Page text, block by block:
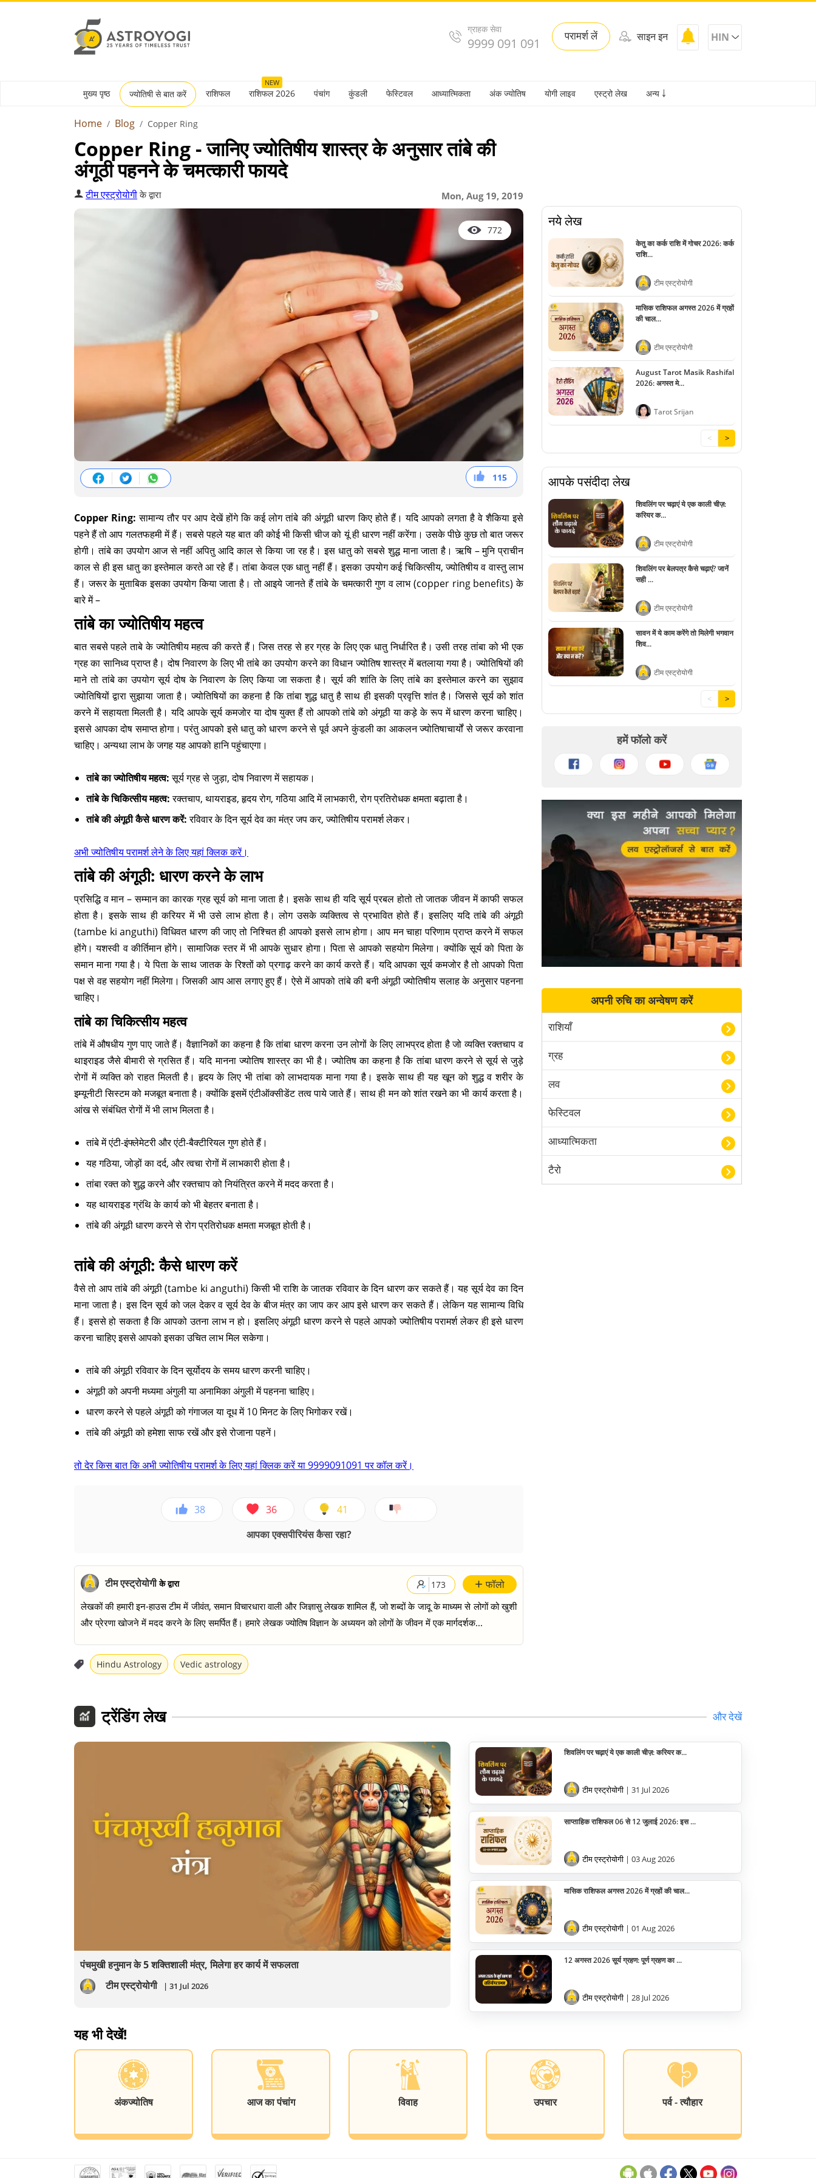
ग्राहक सेवा
9999 091 091 परामर्श लें साइन इन HIN
मुख्य पृष्ठ ज्योतिषी से बात करें राशिफल
NEW
राशिफल 2026 पंचांग कुंडली फेस्टिवल आध्यात्मिकता अंक ज्योतिष योगी लाइव एस्ट्रो लेख अन्य ￬
Home Blog Copper Ring
Copper Ring - जानिए ज्योतिषीय शास्त्र के अनुसार तांबे की
अंगूठी पहनने के चमत्कारी फायदे
Mon, Aug 19, 2019
टीम एस्ट्रोयोगीके द्वारा
772
115
38
36
41
Copper Ring:सामान्य तौर पर आप देखें होंगे कि कई लोग तांबे की अंगूठी धारण किए होते हैं। यदि आपको लगता है वे शैकिया इसे
पहने हैं तो आप गलतफहमी में हैं। सबसे पहले यह बात की कोई भी किसी चीज को यूं ही धारण नहीं करेंगा। उसके पीछे कुछ तो बात जरूर
होगी। तांबे का उपयोग आज से नहीं अपितु आदि काल से किया जा रह है। इस धातु को सबसे शुद्ध माना जाता है। ऋषि – मुनि प्राचीन
काल से ही इस धातु का इस्तेमाल करते आ रहे हैं। तांबा केवल एक धातु नहीं हैं। इसका उपयोग कई चिकित्सीय, ज्योतिषीय व वास्तु लाभ
हैं। जरूर के मुताबिक इसका उपयोग किया जाता है। तो आइये जानते हैं तांबे के चमत्कारी गुण व लाभ (copper ring benefits) के
बारे में –
तांबे का ज्योतिषीय महत्व
बात सबसे पहले ताबे के ज्योतिषीय महत्व की करते हैं। जिस तरह से हर ग्रह के लिए एक धातु निर्धारित है। उसी तरह तांबा को भी एक
ग्रह का सानिध्व प्राप्त है। दोष निवारण के लिए भी तांबे का उपयोग करने का विधान ज्योतिष शास्त्र में बतलाया गया है। ज्योतिषियों की
माने तो तांबे का उपयोग सूर्य दोष के निवारण के लिए किया जा सकता है। सूर्य की शांति के लिए तांबे का इस्तेमाल करने का सुझाव
ज्योतिषियों द्वारा सुझाया जाता है। ज्योतिषियों का कहना है कि तांबा शुद्ध धातु है साथ ही इसकी प्रवृत्ति शांत है। जिससे सूर्य को शांत
करने में सहायता मिलती है। यदि आपके सूर्य कमजोर या दोष युक्त हैं तो आपको तांबे को अंगूठी या कड़े के रूप में धारण करना चाहिए।
इससे आपका दोष समाप्त होगा। परंतु आपको इसे धातु को धारण करने से पूर्व अपने कुंडली का आकलन ज्योतिषाचार्यों से जरूर करवाना
चाहिए। अन्यथा लाभ के जगह यह आपको हानि पहुंचाएगा।
तांबे का ज्योतिषीय महत्व:सूर्य ग्रह से जुड़ा, दोष निवारण में सहायक।
तांबे के चिकित्सीय महत्व:रक्तचाप, थायराइड, हृदय रोग, गठिया आदि में लाभकारी, रोग प्रतिरोधक क्षमता बढ़ाता है।
तांबे की अंगूठी कैसे धारण करें:रविवार के दिन सूर्य देव का मंत्र जप कर, ज्योतिषीय परामर्श लेकर।
अभी ज्योतिषीय परामर्श लेने के लिए यहां क्लिक करें।
तांबे की अंगूठी: धारण करने के लाभ
प्रसिद्धि व मान – सम्मान का कारक ग्रह सूर्य को माना जाता है। इसके साथ ही यदि सूर्य प्रबल होतो तो जातक जीवन में काफी सफल
होता है। इसके साथ ही करियर में भी उसे लाभ होता है। लोग उसके व्यक्तित्व से प्रभावित होते हैं। इसलिए यदि तांबे की अंगूठी
(tambe ki anguthi) विधिवत धारण की जाए तो निश्चित ही आपको इससे लाभ होगा। आप मन चाहा परिणाम प्राप्त करने में सफल
होंगे। यशस्वी व कीर्तिमान होंगे। सामाजिक स्तर में भी आपके सुधार होगा। पिता से आपको सहयोग मिलेगा। क्योंकि सूर्य को पिता के
समान माना गया है। ये पिता के साथ जातक के रिश्तों को प्रगाढ़ करने का कार्य करते हैं। यदि आपका सूर्य कमजोर है तो आपको पिता
पक्ष से वह सहयोग नहीं मिलेगा। जिसकी आप आस लगाए हुए हैं। ऐसे में आपको तांबे की बनी अंगूठी ज्योतिषीय सलाह के अनुसार पहनना
चाहिए।
तांबे का चिकित्सीय महत्व
तांबे में औषधीय गुण पाए जाते हैं। वैज्ञानिकों का कहना है कि तांबा धारण करना उन लोगों के लिए लाभप्रद होता है जो व्यक्ति रक्तचाप व
थाइराइड जैसे बीमारी से ग्रसित हैं। यदि मानना ज्योतिष शास्त्र का भी है। ज्योतिष का कहना है कि तांबा धारण करने से सूर्य से जुड़े
रोगों में व्यक्ति को राहत मिलती है। हृदय के लिए भी तांबा को लाभदायक माना गया है। इसके साथ ही यह खून को शुद्ध व शरीर के
इम्यूनीटी सिस्टम को मजबूत बनाता है। क्योंकि इसमें एंटीऑक्सीडेंट तत्व पाये जाते हैं। साथ ही मन को शांत रखने का भी कार्य करता है।
आंख से संबंधित रोगों में भी लाभ मिलता है।
तांबे में एंटी-इंफ्लेमेटरी और एंटी-बैक्टीरियल गुण होते हैं।
यह गठिया, जोड़ों का दर्द, और त्वचा रोगों में लाभकारी होता है।
तांबा रक्त को शुद्ध करने और रक्तचाप को नियंत्रित करने में मदद करता है।
यह थायराइड ग्रंथि के कार्य को भी बेहतर बनाता है।
तांबे की अंगूठी धारण करने से रोग प्रतिरोधक क्षमता मजबूत होती है।
तांबे की अंगूठी:कैसे धारण करें
वैसे तो आप तांबे की अंगूठी (tambe ki anguthi) किसी भी राशि के जातक रविवार के दिन धारण कर सकते हैं। यह सूर्य देव का दिन
माना जाता है। इस दिन सूर्य को जल देकर व सूर्य देव के बीज मंत्र का जाप कर आप इसे धारण कर सकते हैं। लेकिन यह सामान्य विधि
हैं। इससे हो सकता है कि आपको उतना लाभ न हो। इसलिए अंगूठी धारण करने से पहले आपको ज्योतिषीय परामर्श लेकर ही इसे धारण
करना चाहिए इससे आपको इसका उचित लाभ मिल सकेगा।
तांबे की अंगूठी रविवार के दिन सूर्योदय के समय धारण करनी चाहिए।
अंगूठी को अपनी मध्यमा अंगुली या अनामिका अंगुली में पहनना चाहिए।
धारण करने से पहले अंगूठी को गंगाजल या दूध में 10 मिनट के लिए भिगोकर रखें।
तांबे की अंगूठी को हमेशा साफ रखें और इसे रोजाना पहनें।
तो देर किस बात कि अभी ज्योतिषीय परामर्श के लिए यहां क्लिक करें या 9999091091 पर कॉल करें।
38 36
41
आपका एक्सपीरियंस कैसा रहा?
+ फॉलो
173
टीम एस्ट्रोयोगीके द्वारा
लेखकों की हमारी इन-हाउस टीम में जीवंत, समान विचारधारा वाली और जिज्ञासु लेखक शामिल हैं, जो शब्दों के जादू के माध्यम से लोगों को खुशी
और प्रेरणा खोजने में मदद करने के लिए समर्पित हैं। हमारे लेखक ज्योतिष विज्ञान के अध्ययन को लोगों के जीवन में एक मार्गदर्शक...
Hindu Astrology Vedic astrology
नये लेख
केतु का कर्क राशि में गोचर 2026: कर्क
राशि...
टीम एस्ट्रोयोगी
मासिक राशिफल अगस्त 2026 में ग्रहों
की चाल...
टीम एस्ट्रोयोगी
August Tarot Masik Rashifal
2026: अगस्त मे...
Tarot Srijan
< >
आपके पसंदीदा लेख
शिवलिंग पर चढ़ाएं ये एक काली चीज़:
करियर क...
टीम एस्ट्रोयोगी
शिवलिंग पर बेलपत्र कैसे चढ़ाएं? जानें
सही ...
टीम एस्ट्रोयोगी
सावन में ये काम करेंगे तो मिलेगी भगवान
शिव...
टीम एस्ट्रोयोगी
< >
हमें फॉलो करें
अपनी रुचि का अन्वेषण करें
राशियाँ
ग्रह
लव
फेस्टिवल
आध्यात्मिकता
टैरो
ट्रेंडिंग लेख और देखें
पंचमुखी हनुमान के 5 शक्तिशाली मंत्र, मिलेगा हर कार्य में सफलता
टीम एस्ट्रोयोगी
| 31 Jul 2026
शिवलिंग पर चढ़ाएं ये एक काली चीज़: करियर क...
टीम एस्ट्रोयोगी | 31 Jul 2026
साप्ताहिक राशिफल 06 से 12 जुलाई 2026: इस ...
टीम एस्ट्रोयोगी | 03 Aug 2026
मासिक राशिफल अगस्त 2026 में ग्रहों की चाल...
टीम एस्ट्रोयोगी | 01 Aug 2026
12 अगस्त 2026 सूर्य ग्रहण: पूर्ण ग्रहण का ...
टीम एस्ट्रोयोगी | 28 Jul 2026
यह भी देखें!
अंकज्योतिष आज का पंचांग विवाह उपचार पर्व - त्यौहार